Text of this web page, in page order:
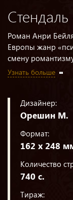
Роман Анри
Европы жанр
смену
Узнать больше
Дизайнер:
Орешин М.
Формат:
162 х 248
Количество
740 с.
Тираж: